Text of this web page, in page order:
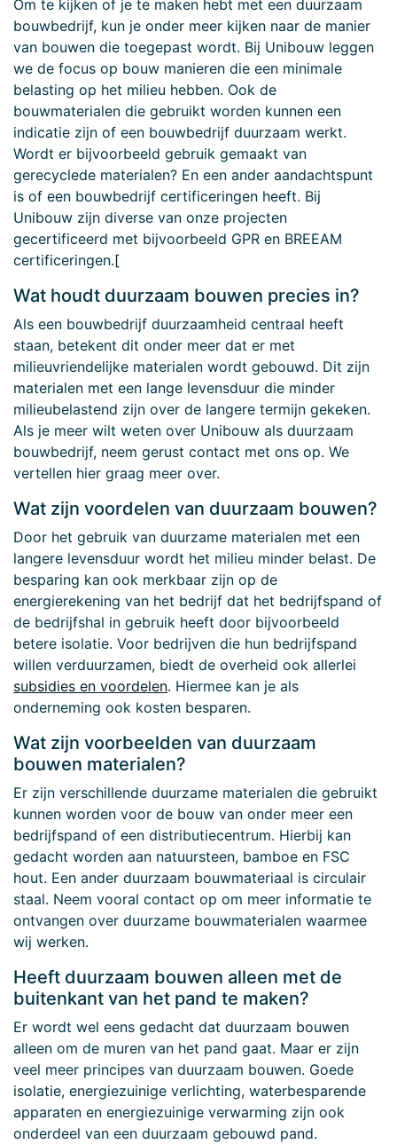
Om te kijken of je te maken hebt met een duurzaam
bouwbedrijf, kun je onder meer kijken naar de manier
van bouwen die toegepast wordt. Bij Unibouw leggen
we de focus op bouw manieren die een minimale
belasting op het milieu hebben. Ook de
bouwmaterialen die gebruikt worden kunnen een
indicatie zijn of een bouwbedrijf duurzaam werkt.
Wordt er bijvoorbeeld gebruik gemaakt van
gerecyclede materialen? En een ander aandachtspunt
is of een bouwbedrijf certificeringen heeft. Bij
Unibouw zijn diverse van onze projecten
gecertificeerd met bijvoorbeeld GPR en BREEAM
certificeringen.[
Wat houdt duurzaam bouwen precies in?
Als een bouwbedrijf duurzaamheid centraal heeft
staan, betekent dit onder meer dat er met
milieuvriendelijke materialen wordt gebouwd. Dit zijn
materialen met een lange levensduur die minder
milieubelastend zijn over de langere termijn gekeken.
Als je meer wilt weten over Unibouw als duurzaam
bouwbedrijf, neem gerust contact met ons op. We
vertellen hier graag meer over.
Wat zijn voordelen van duurzaam bouwen?
Door het gebruik van duurzame materialen met een
langere levensduur wordt het milieu minder belast. De
besparing kan ook merkbaar zijn op de
energierekening van het bedrijf dat het bedrijfspand of
de bedrijfshal in gebruik heeft door bijvoorbeeld
betere isolatie. Voor bedrijven die hun bedrijfspand
willen verduurzamen, biedt de overheid ook allerlei
subsidies en voordelen. Hiermee kan je als
onderneming ook kosten besparen.
Wat zijn voorbeelden van duurzaam
bouwen materialen?
Er zijn verschillende duurzame materialen die gebruikt
kunnen worden voor de bouw van onder meer een
bedrijfspand of een distributiecentrum. Hierbij kan
gedacht worden aan natuursteen, bamboe en FSC
hout. Een ander duurzaam bouwmateriaal is circulair
staal. Neem vooral contact op om meer informatie te
ontvangen over duurzame bouwmaterialen waarmee
wij werken.
Heeft duurzaam bouwen alleen met de
buitenkant van het pand te maken?
Er wordt wel eens gedacht dat duurzaam bouwen
alleen om de muren van het pand gaat. Maar er zijn
veel meer principes van duurzaam bouwen. Goede
isolatie, energiezuinige verlichting, waterbesparende
apparaten en energiezuinige verwarming zijn ook
onderdeel van een duurzaam gebouwd pand.